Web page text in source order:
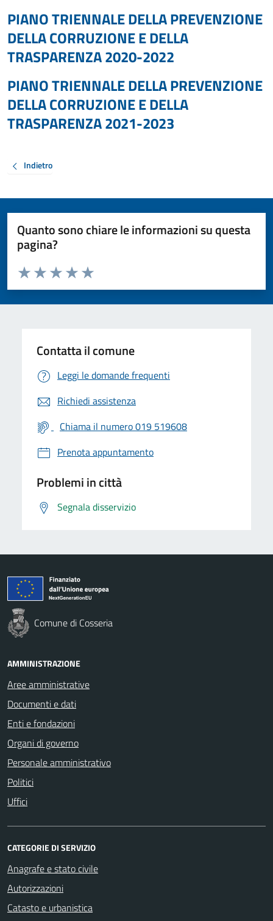
PIANO TRIENNALE DELLA PREVENZIONE
DELLA CORRUZIONE E DELLA
TRASPARENZA 2020-2022
PIANO TRIENNALE DELLA PREVENZIONE
DELLA CORRUZIONE E DELLA
TRASPARENZA 2021-2023
Indietro
Quanto sono chiare le informazioni su questa
pagina?
Valuta da 1 a 5 stelle la pagina
Valuta 5 stelle su 5
Valuta 4 stelle su 5
Valuta 3 stelle su 5
Valuta 2 stelle su 5
Valuta 1 stelle su 5
Contatta il comune
Leggi le domande frequenti
Richiedi assistenza
Chiama il numero 019 519608
Prenota appuntamento
Problemi in città
Segnala disservizio
Comune di Cosseria
AMMINISTRAZIONE
Aree amministrative
Documenti e dati
Enti e fondazioni
Organi di governo
Personale amministrativo
Politici
Uffici
CATEGORIE DI SERVIZIO
Anagrafe e stato civile
Autorizzazioni
Catasto e urbanistica